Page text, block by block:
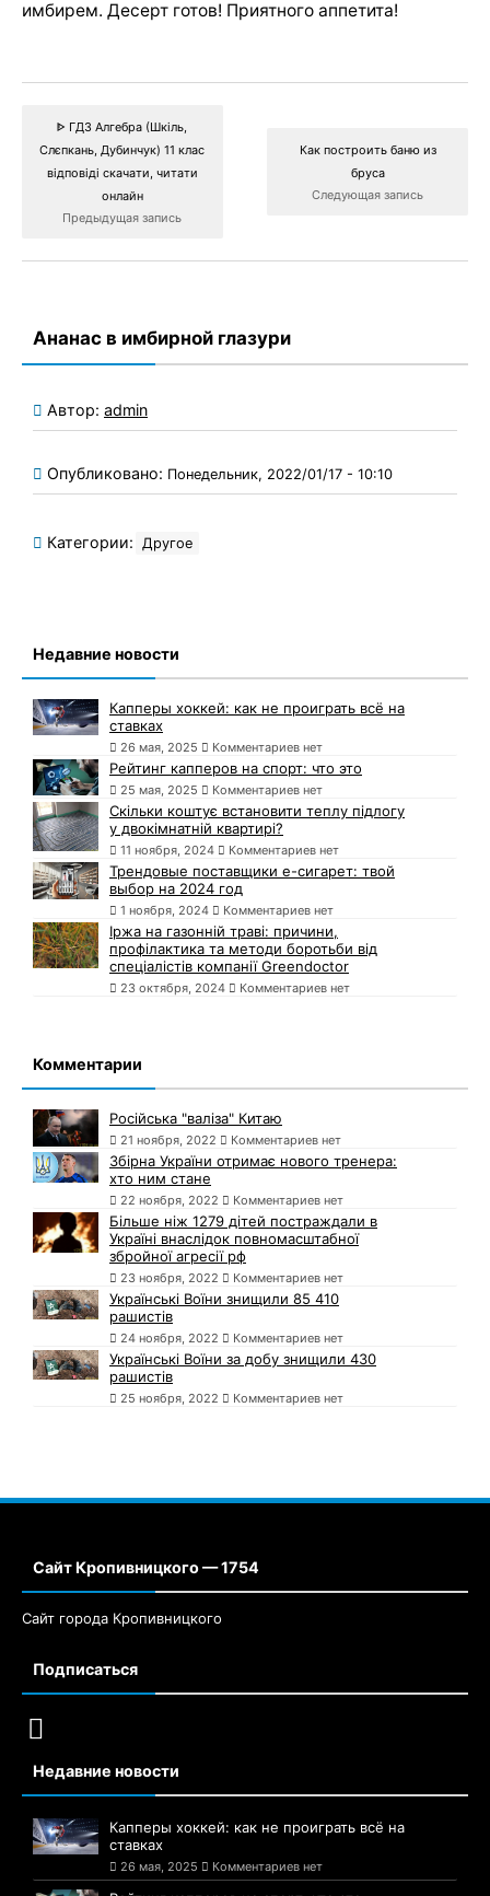
имбирем. Десерт готов! Приятного аппетита!
ᐈ ГДЗ Алгебра (Шкіль,
Слєпкань, Дубинчук) 11 клас
відповіді скачати, читати
онлайн
Предыдущая запись
Как построить баню из
бруса
Следующая запись
Ананас в имбирной глазури
Автор: admin
Опубликовано: Понедельник, 2022/01/17 - 10:10
Категории: Другое
Недавние новости
Капперы хоккей: как не проиграть всё на
ставках
26 мая, 2025 Комментариев нет
Рейтинг капперов на спорт: что это
25 мая, 2025 Комментариев нет
Скільки коштує встановити теплу підлогу
у двокімнатній квартирі?
11 ноября, 2024 Комментариев нет
Трендовые поставщики e-сигарет: твой
выбор на 2024 год
1 ноября, 2024 Комментариев нет
Іржа на газонній траві: причини,
профілактика та методи боротьби від
спеціалістів компанії Greendoctor
23 октября, 2024 Комментариев нет
Комментарии
Російська "валіза" Китаю
21 ноября, 2022 Комментариев нет
Збірна України отримає нового тренера:
хто ним стане
22 ноября, 2022 Комментариев нет
Більше ніж 1279 дітей постраждали в
Україні внаслідок повномасштабної
збройної агресії рф
23 ноября, 2022 Комментариев нет
Українські Воїни знищили 85 410
рашистів
24 ноября, 2022 Комментариев нет
Українські Воїни за добу знищили 430
рашистів
25 ноября, 2022 Комментариев нет
Сайт Кропивницкого — 1754
Сайт города Кропивницкого
Подписаться
Недавние новости
Капперы хоккей: как не проиграть всё на
ставках
26 мая, 2025 Комментариев нет